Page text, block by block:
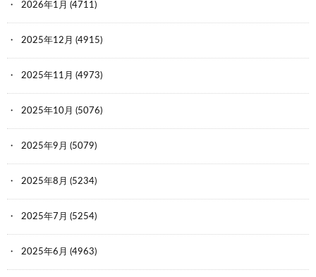
2026年1月 (4711)
2025年12月 (4915)
2025年11月 (4973)
2025年10月 (5076)
2025年9月 (5079)
2025年8月 (5234)
2025年7月 (5254)
2025年6月 (4963)